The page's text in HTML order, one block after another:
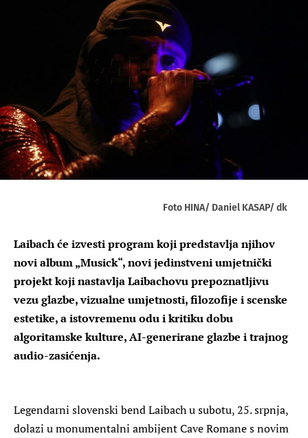
Foto HINA/ Daniel KASAP/ dk
Laibach će izvesti program koji predstavlja njihov
novi album „Musick“, novi jedinstveni umjetnički
projekt koji nastavlja Laibachovu prepoznatljivu
vezu glazbe, vizualne umjetnosti, filozofije i scenske
estetike, a istovremenu odu i kritiku dobu
algoritamske kulture, AI-generirane glazbe i trajnog
audio-zasićenja.
Legendarni slovenski bend Laibach u subotu, 25. srpnja,
dolazi u monumentalni ambijent Cave Romane s novim